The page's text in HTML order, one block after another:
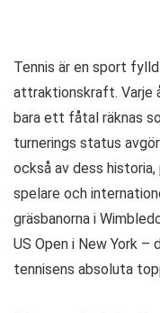
Tennis är en sport
attraktionskraft. Varje
bara ett fåtal räknas
turnerings status
också av dess
spelare och
gräsbanorna i
US Open i New York –
tennisens absoluta